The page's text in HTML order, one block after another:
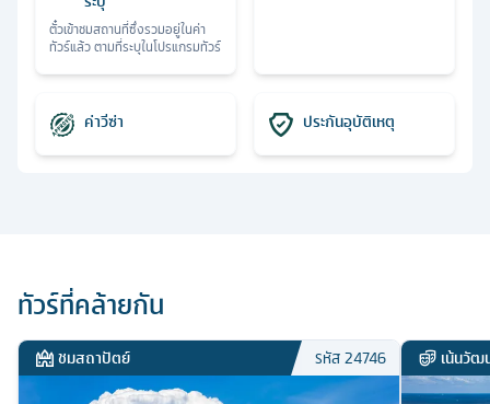
ตั๋วเข้าชมสถานที่ซึ่งรวมอยู่ในค่า
ทัวร์แล้ว ตามที่ระบุในโปรแกรมทัวร์
ค่าวีซ่า ประกันอุบัติเหตุ
ทัวร์ที่คล้ายกัน
ชมสถาปัตย์ รหัส24746 เน้นวัฒ